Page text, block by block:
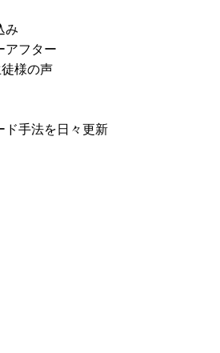
み
アフター
様の声
ド手法を日々更新